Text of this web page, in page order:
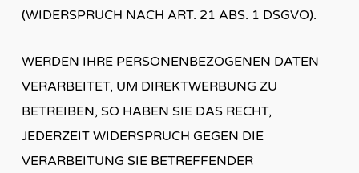
(WIDERSPRUCH NACH ART. 21 ABS. 1 DSGVO).
WERDEN IHRE PERSONENBEZOGENEN DATEN
VERARBEITET, UM DIREKTWERBUNG ZU
BETREIBEN, SO HABEN SIE DAS RECHT,
JEDERZEIT WIDERSPRUCH GEGEN DIE
VERARBEITUNG SIE BETREFFENDER